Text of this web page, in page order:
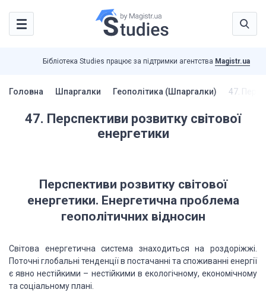
Бібліотека Studies працює за підтримки агентства Magistr.ua
Головна Шпаргалки Геополітика (Шпаргалки) 47.
47. Перспективи розвитку світової
енергетики
Перспективи розвитку світової
енергетики. Енергетична проблема
геополітичних відносин
Світова енергетична система знаходиться на роздоріжжі.
Поточні глобальні тенденції в постачанні та споживанні енергії
є явно нестійкими – нестійкими в екологічному, економічному
та соціальному плані.